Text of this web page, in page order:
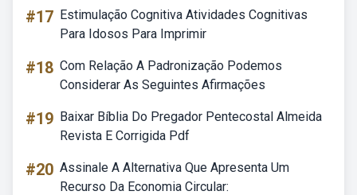
#17 Estimulação Cognitiva Atividades Cognitivas
Para Idosos Para Imprimir
#18 Com Relação A Padronização Podemos
Considerar As Seguintes Afirmações
#19 Baixar Bíblia Do Pregador Pentecostal Almeida
Revista E Corrigida Pdf
#20 Assinale A Alternativa Que Apresenta Um
Recurso Da Economia Circular: